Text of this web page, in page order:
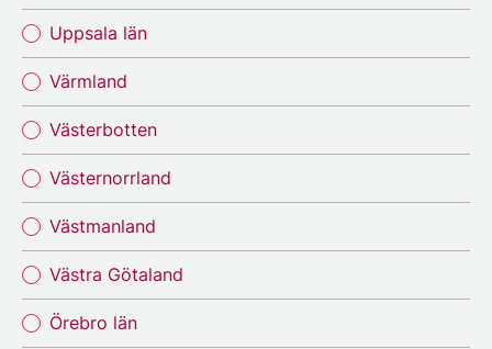
Uppsala län
Värmland
Västerbotten
Västernorrland
Västmanland
Västra Götaland
Örebro län